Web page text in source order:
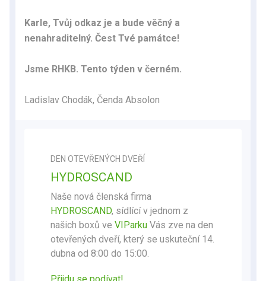
Karle, Tvůj odkaz je a bude věčný a
nenahraditelný. Čest Tvé památce!
Jsme RHKB. Tento týden v černém.
Ladislav Chodák, Čenda Absolon
DEN OTEVŘENÝCH DVEŘÍ
HYDROSCAND
Naše nová členská firma
HYDROSCAND, sídlící v jednom z
našich boxů ve VIParku Vás zve na den
otevřených dveří, který se uskuteční 14.
dubna od 8:00 do 15:00.